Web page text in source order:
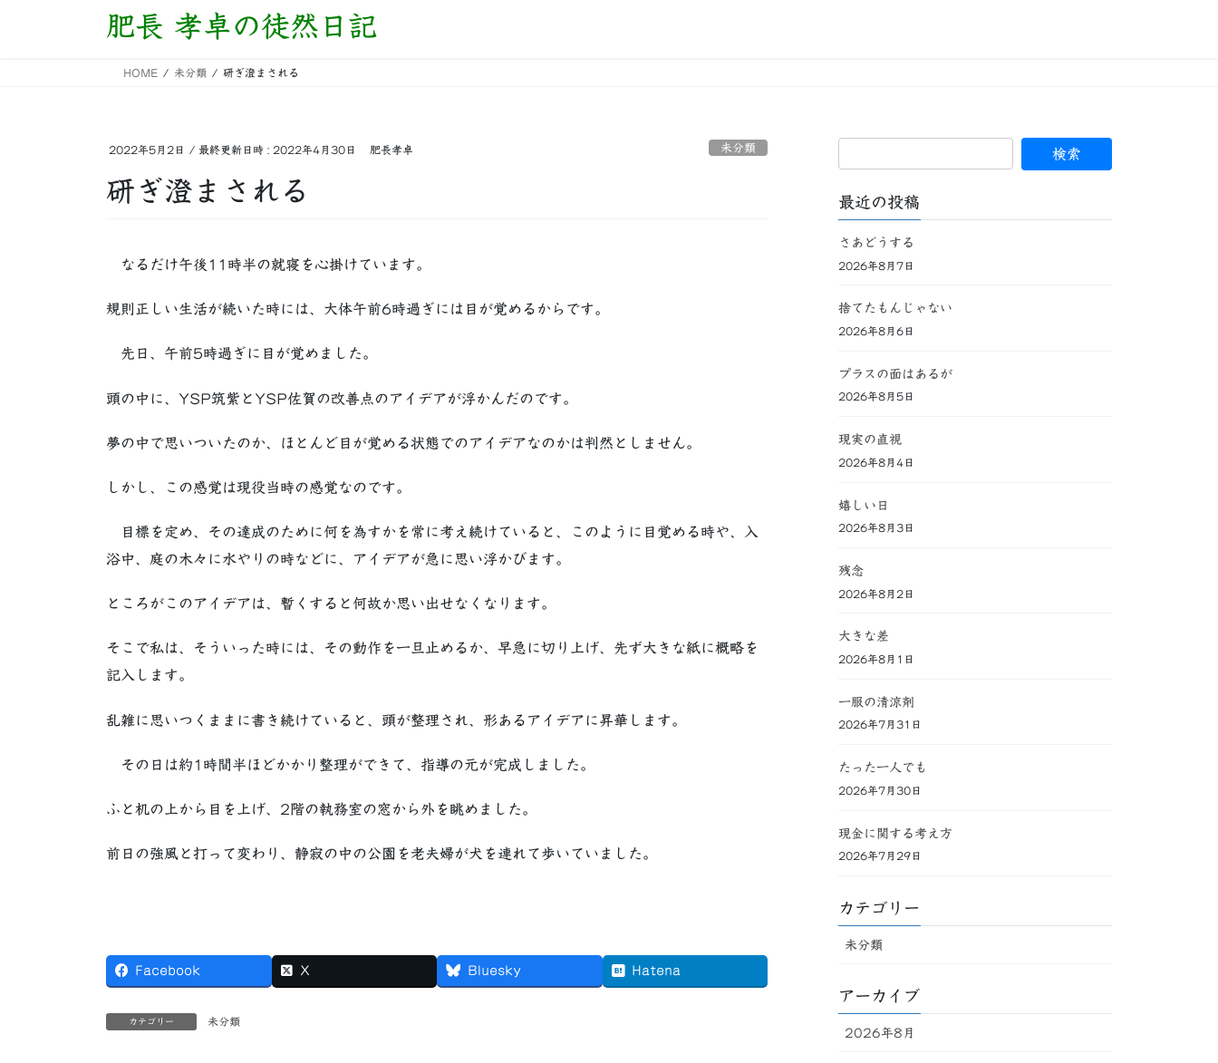
肥長 孝卓の徒然日記
HOME 未分類 研ぎ澄まされる
2022年5月2日 / 最終更新日時 : 2022年4月30日 肥長孝卓 未分類
研ぎ澄まされる
なるだけ午後11時半の就寝を心掛けています。
規則正しい生活が続いた時には、大体午前6時過ぎには目が覚めるからです。
先日、午前5時過ぎに目が覚めました。
頭の中に、YSP筑紫とYSP佐賀の改善点のアイデアが浮かんだのです。
夢の中で思いついたのか、ほとんど目が覚める状態でのアイデアなのかは判然としません。
しかし、この感覚は現役当時の感覚なのです。
目標を定め、その達成のために何を為すかを常に考え続けていると、このように目覚める時や、入
浴中、庭の木々に水やりの時などに、アイデアが急に思い浮かびます。
ところがこのアイデアは、暫くすると何故か思い出せなくなります。
そこで私は、そういった時には、その動作を一旦止めるか、早急に切り上げ、先ず大きな紙に概略を
記入します。
乱雑に思いつくままに書き続けていると、頭が整理され、形あるアイデアに昇華します。
その日は約1時間半ほどかかり整理ができて、指導の元が完成しました。
ふと机の上から目を上げ、2階の執務室の窓から外を眺めました。
前日の強風と打って変わり、静寂の中の公園を老夫婦が犬を連れて歩いていました。
Facebook X Bluesky Hatena
カテゴリー 未分類
最近の投稿
さあどうする
2026年8月7日
捨てたもんじゃない
2026年8月6日
プラスの面はあるが
2026年8月5日
現実の直視
2026年8月4日
嬉しい日
2026年8月3日
残念
2026年8月2日
大きな差
2026年8月1日
一服の清涼剤
2026年7月31日
たった一人でも
2026年7月30日
現金に関する考え方
2026年7月29日
カテゴリー
未分類
アーカイブ
2026年8月